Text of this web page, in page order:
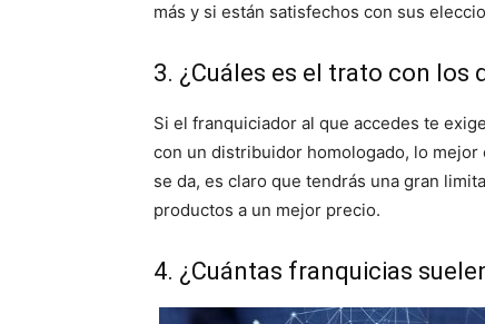
más y si están satisfechos con sus
3. ¿Cuáles es el trato con los
Si el franquiciador al que accedes te
con un distribuidor homologado, lo
se da, es claro que tendrás una gran
productos a un mejor precio.
4. ¿Cuántas franquicias